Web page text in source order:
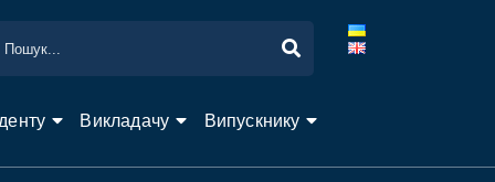
Викладачу Випускнику